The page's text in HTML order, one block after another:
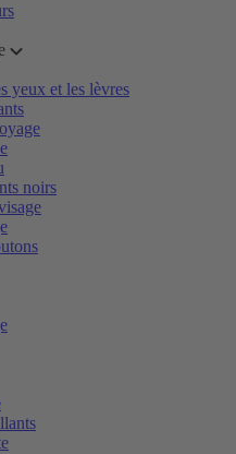
yeux et les lèvres
noirs